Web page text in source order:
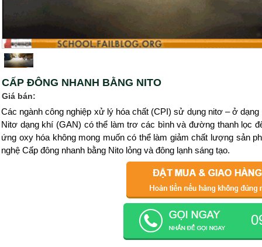
CẤP ĐÔNG NHANH BẰNG NITO
Giá bán:
Các ngành công nghiệp xử lý hóa chất (CPI) sử dụng nitơ – ở
Nitơ dạng khí (GAN) có thể làm trơ các bình và đường thanh lọc
ứng oxy hóa không mong muốn có thể làm giảm chất lượng sản
nghệ Cấp đông nhanh bằng Nito lỏng và đông lạnh sáng tạo.